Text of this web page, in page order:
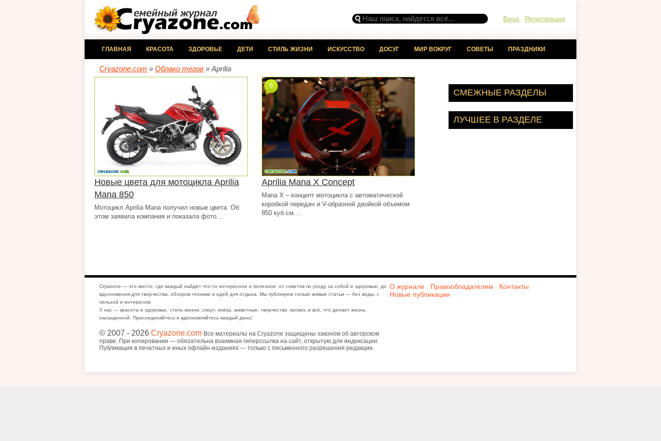
Вход Регистрация
ГЛАВНАЯ КРАСОТА ЗДОРОВЬЕ ДЕТИ СТИЛЬ ЖИЗНИ ИСКУССТВО ДОСУГ МИР ВОКРУГ СОВЕТЫ ПРАЗДНИКИ
Cryazone.com » Облако тегов » Aprilia
Новые цвета для мотоцикла Aprilia
Mana 850
Мотоцикл Aprilia Mana получил новые цвета. Об
этом заявила компания и показала фото....
Aprilia Mana X Concept
Mana X – концепт мотоцикла с автоматической
коробкой передач и V-образной двойкой объемом
850 куб.см....
6
СМЕЖНЫЕ РАЗДЕЛЫ
ЛУЧШЕЕ В РАЗДЕЛЕ
Cryazone — это место, где каждый найдёт что-то интересное и полезное: от советов по уходу за собой и здоровью, до
вдохновения для творчества, обзоров техники и идей для отдыха. Мы публикуем только живые статьи — без воды, с
пользой и интересом.
У нас — красота и здоровье, стиль жизни, спорт, юмор, животные, творчество, космос и всё, что делает жизнь
насыщенной. Присоединяйтесь и вдохновляйтесь каждый день!
© 2007 - 2026 Cryazone.com Все материалы на Cryazone защищены законом об авторском
праве. При копировании — обязательна взаимная гиперссылка на сайт, открытую для индексации.
Публикация в печатных и иных офлайн-изданиях — только с письменного разрешения редакции.
О журнале Правообладателям
Контакты
Новые публикации